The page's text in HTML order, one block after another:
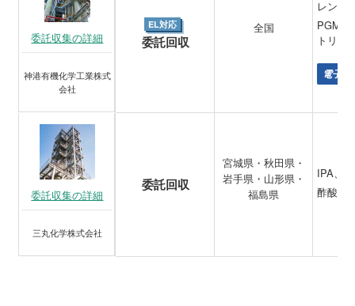
委託収集の詳細
神港有機化学工業株式
会社
EL対応
委託回収
全国
レン、
PGME
トリル
電子
委託収集の詳細
三丸化学株式会社
委託回収
宮城県・秋田県・
岩手県・山形県・
福島県
IPA、
酢酸ブ